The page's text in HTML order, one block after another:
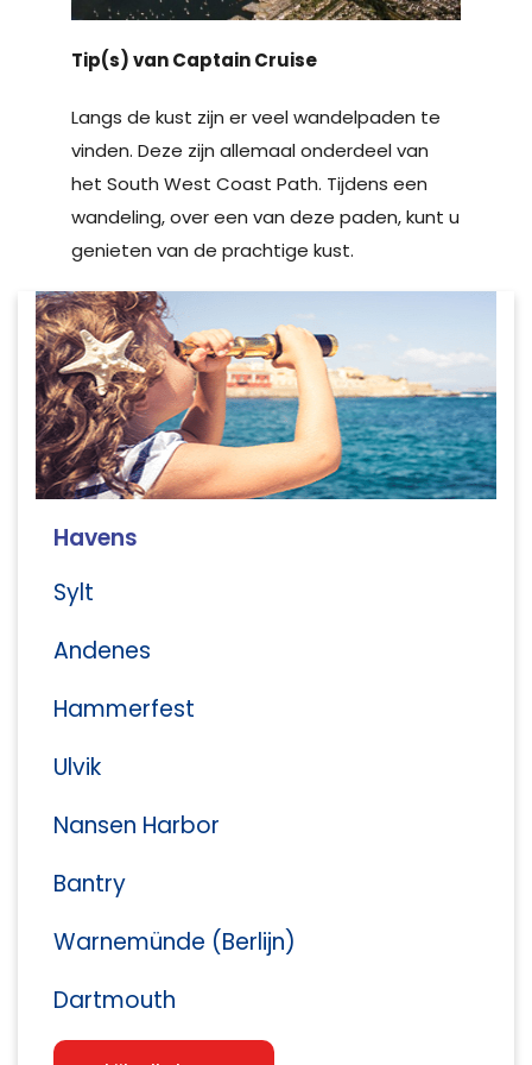
Tip(s) van Captain Cruise
Langs de kust zijn er veel wandelpaden te
vinden. Deze zijn allemaal onderdeel van
het South West Coast Path. Tijdens een
wandeling, over een van deze paden, kunt u
genieten van de prachtige kust.
Havens
Sylt
Andenes
Hammerfest
Ulvik
Nansen Harbor
Bantry
Warnemünde (Berlijn)
Dartmouth